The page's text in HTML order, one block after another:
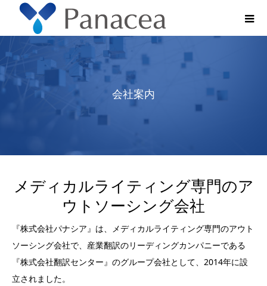
会社案内
メディカルライティング専門のア
ウトソーシング会社
『株式会社パナシア』は、メディカルライティング専門のアウト
ソーシング会社で、産業翻訳のリーディングカンパニーである
『株式会社翻訳センター』のグループ会社として、2014年に設
立されました。